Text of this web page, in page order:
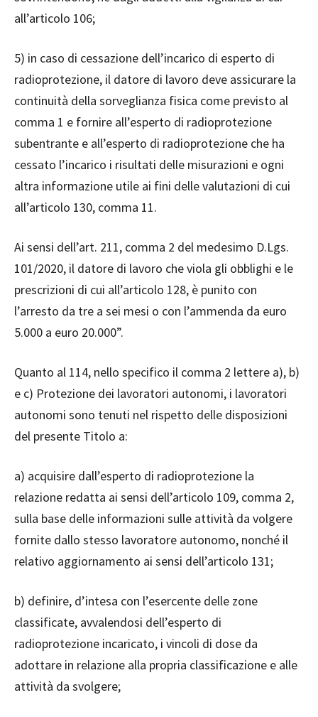
all’articolo 106;
5) in caso di cessazione dell’incarico di esperto di
radioprotezione, il datore di lavoro deve assicurare la
continuità della sorveglianza fisica come previsto al
comma 1 e fornire all’esperto di radioprotezione
subentrante e all’esperto di radioprotezione che ha
cessato l’incarico i risultati delle misurazioni e ogni
altra informazione utile ai fini delle valutazioni di cui
all’articolo 130, comma 11.
Ai sensi dell’art. 211, comma 2 del medesimo D.Lgs.
101/2020, il datore di lavoro che viola gli obblighi e le
prescrizioni di cui all’articolo 128, è punito con
l’arresto da tre a sei mesi o con l’ammenda da euro
5.000 a euro 20.000”.
Quanto al 114, nello specifico il comma 2 lettere a), b)
e c) Protezione dei lavoratori autonomi, i lavoratori
autonomi sono tenuti nel rispetto delle disposizioni
del presente Titolo a:
a) acquisire dall’esperto di radioprotezione la
relazione redatta ai sensi dell’articolo 109, comma 2,
sulla base delle informazioni sulle attività da volgere
fornite dallo stesso lavoratore autonomo, nonché il
relativo aggiornamento ai sensi dell’articolo 131;
b) definire, d’intesa con l’esercente delle zone
classificate, avvalendosi dell’esperto di
radioprotezione incaricato, i vincoli di dose da
adottare in relazione alla propria classificazione e alle
attività da svolgere;